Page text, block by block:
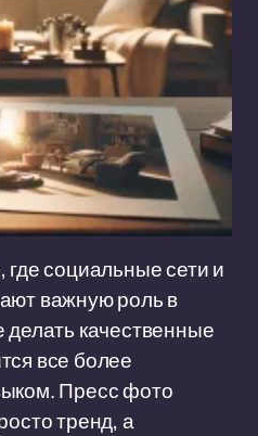
социальные сети и
важную роль в
качественные
все более
Пресс фото
тренд, а